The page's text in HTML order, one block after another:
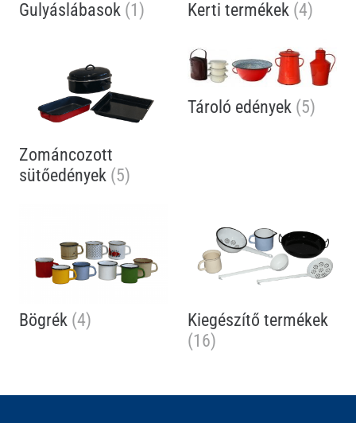
Gulyáslábasok (1) Kerti termékek (4)
Zománcozott
sütőedények (5)
Tároló edények (5)
Bögrék (4)
Kiegészítő termékek
(16)